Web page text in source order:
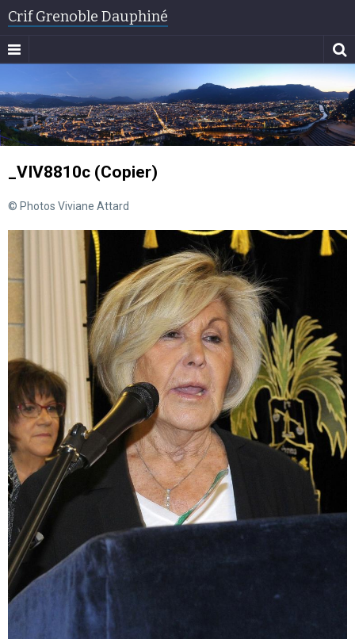
Crif Grenoble Dauphiné
_VIV8810c (Copier)
© Photos Viviane Attard